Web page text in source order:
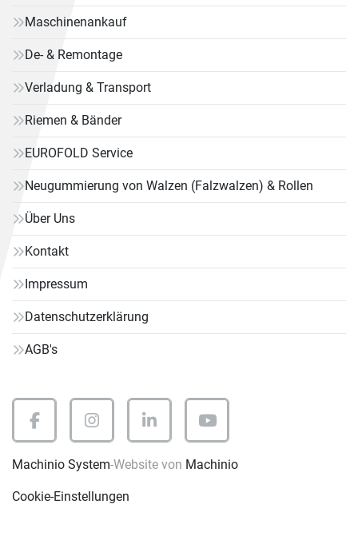
Maschinenankauf
De- & Remontage
Verladung & Transport
Riemen & Bänder
EUROFOLD Service
Neugummierung von Walzen (Falzwalzen) & Rollen
Über Uns
Kontakt
Impressum
Datenschutzerklärung
AGB's
facebookinstagramlinkedinyoutube
Machinio System-Website von Machinio
Cookie-Einstellungen